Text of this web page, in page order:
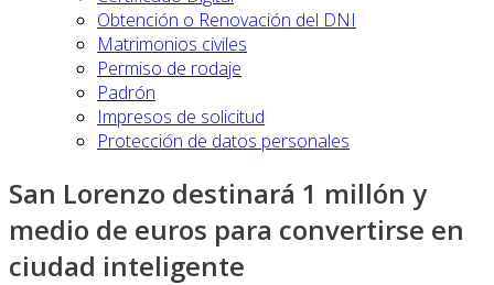
Obtención o Renovación del DNI
Matrimonios civiles
Permiso de rodaje
Padrón
Impresos de solicitud
Protección de datos personales
San Lorenzo destinará 1 millón y
medio de euros para convertirse en
ciudad inteligente